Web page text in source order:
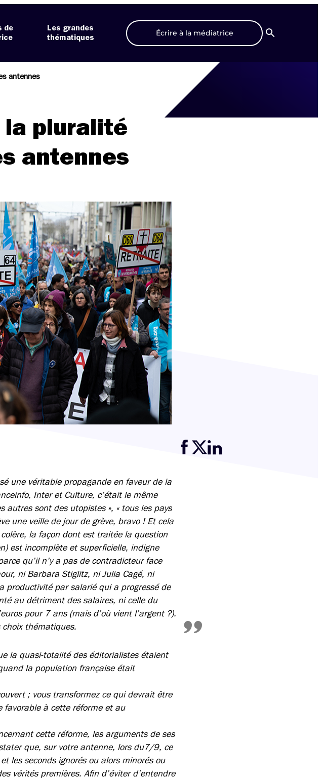
de
Les grandes
thématiques
Écrire à la médiatrice
Recherche
antennes
la pluralité
antennes
une véritable propagande en faveur de la
Inter et Culture, c’était le même
autres sont des utopistes », « tous les pays
une veille de jour de grève, bravo ! Et cela
la façon dont est traitée la question
est incomplète et superficielle, indigne
qu’il n’y a pas de contradicteur face
ni Barbara Stiglitz, ni Julia Cagé, ni
productivité par salarié qui a progressé de
au détriment des salaires, ni celle du
pour 7 ans (mais d’où vient l’argent ?).
thématiques.
la quasi-totalité des éditorialistes étaient
la population française était
; vous transformez ce qui devrait être
favorable à cette réforme et au
cette réforme, les arguments de ses
que, sur votre antenne, lors du7/9, ce
les seconds ignorés ou alors minorés ou
vérités premières. Afin d’éviter d’entendre